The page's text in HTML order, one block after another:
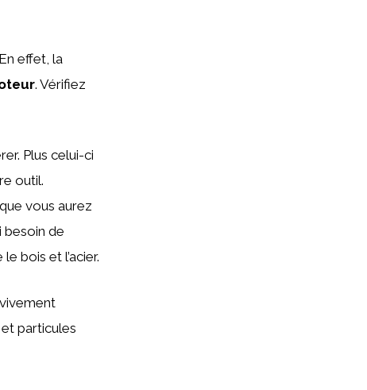
effet, la
. Vérifiez
Plus celui-ci
outil.
vous aurez
besoin de
bois et l’acier.
particules